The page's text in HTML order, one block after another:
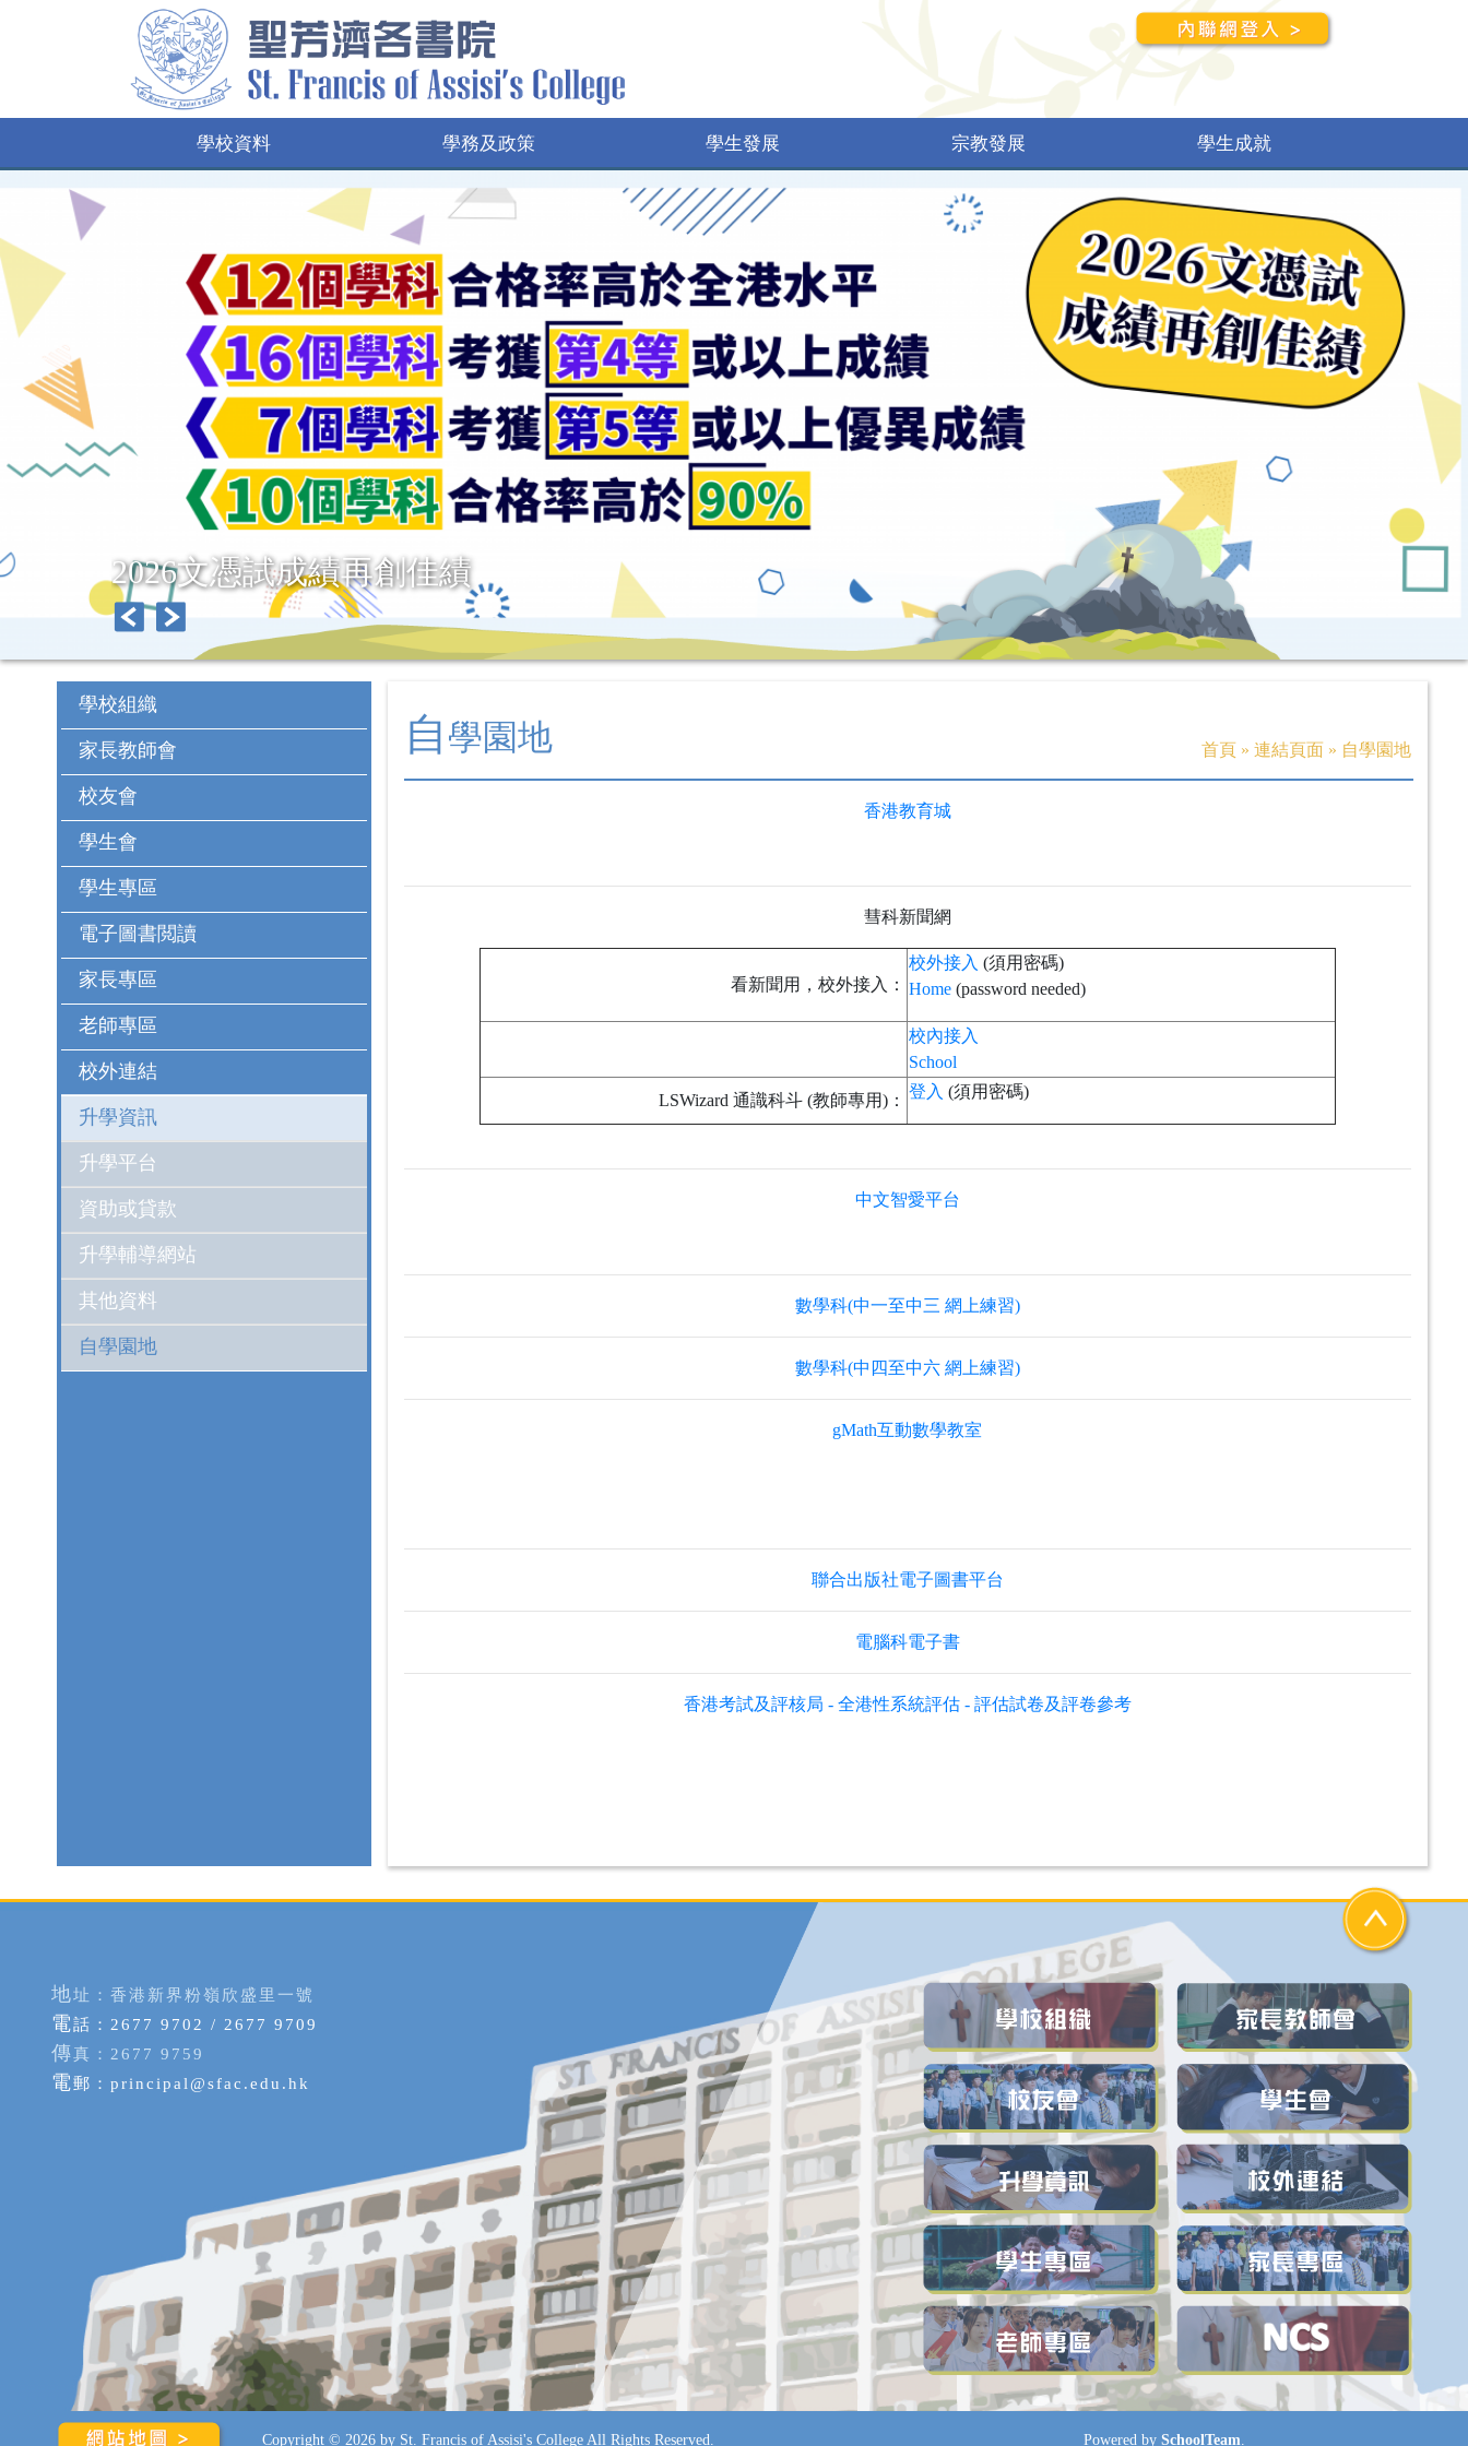
學校資料 學務及政策 學生發展 宗教發展 學生成就
2026文憑試成績再創佳績
學校組織
家長教師會
校友會
學生會
學生專區
電子圖書閲讀
家長專區
老師專區
校外連結
升學資訊
升學平台
資助或貸款
升學輔導網站
其他資料
自學園地
自學園地 首頁 » 連結頁面 » 自學園地
香港教育城
彗科新聞網
看新聞用，校外接入：
校外接入 (須用密碼)
Home(password needed)
校內接入
School
LSWizard 通識科斗 (教師專用)： 登入 (須用密碼)
中文智愛平台
數學科(中一至中三 網上練習)
數學科(中四至中六 網上練習)
gMath互動數學教室
聯合出版社電子圖書平台
電腦科電子書
香港考試及評核局 - 全港性系統評估 - 評估試卷及評卷參考
地址：香港新界粉嶺欣盛里一號
電話：2677 9702 / 2677 9709
傳真：2677 9759
電郵： principal@sfac.edu.hk
Copyright © 2026 by St. Francis of Assisi's College All Rights Reserved. Powered bySchoolTeam